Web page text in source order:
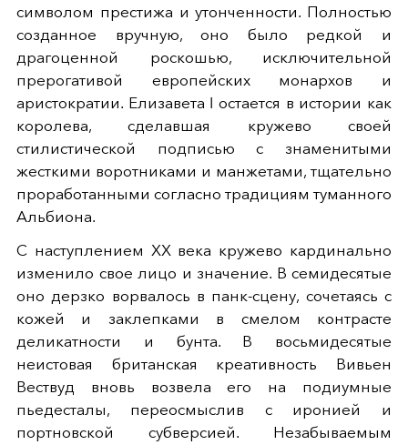
символом престижа и утонченности. Полностью
созданное вручную, оно было редкой и
драгоценной роскошью, исключительной
прерогативой европейских монархов и
аристократии. Елизавета I остается в истории как
королева, сделавшая кружево своей
стилистической подписью с знаменитыми
жесткими воротниками и манжетами, тщательно
проработанными согласно традициям туманного
Альбиона.
С наступлением XX века кружево кардинально
изменило свое лицо и значение. В семидесятые
оно дерзко ворвалось в панк-сцену, сочетаясь с
кожей и заклепками в смелом контрасте
деликатности и бунта. В восьмидесятые
неистовая британская креативность Вивьен
Вествуд вновь возвела его на подиумные
пьедесталы, переосмыслив с иронией и
портновской субверсией. Незабываемым